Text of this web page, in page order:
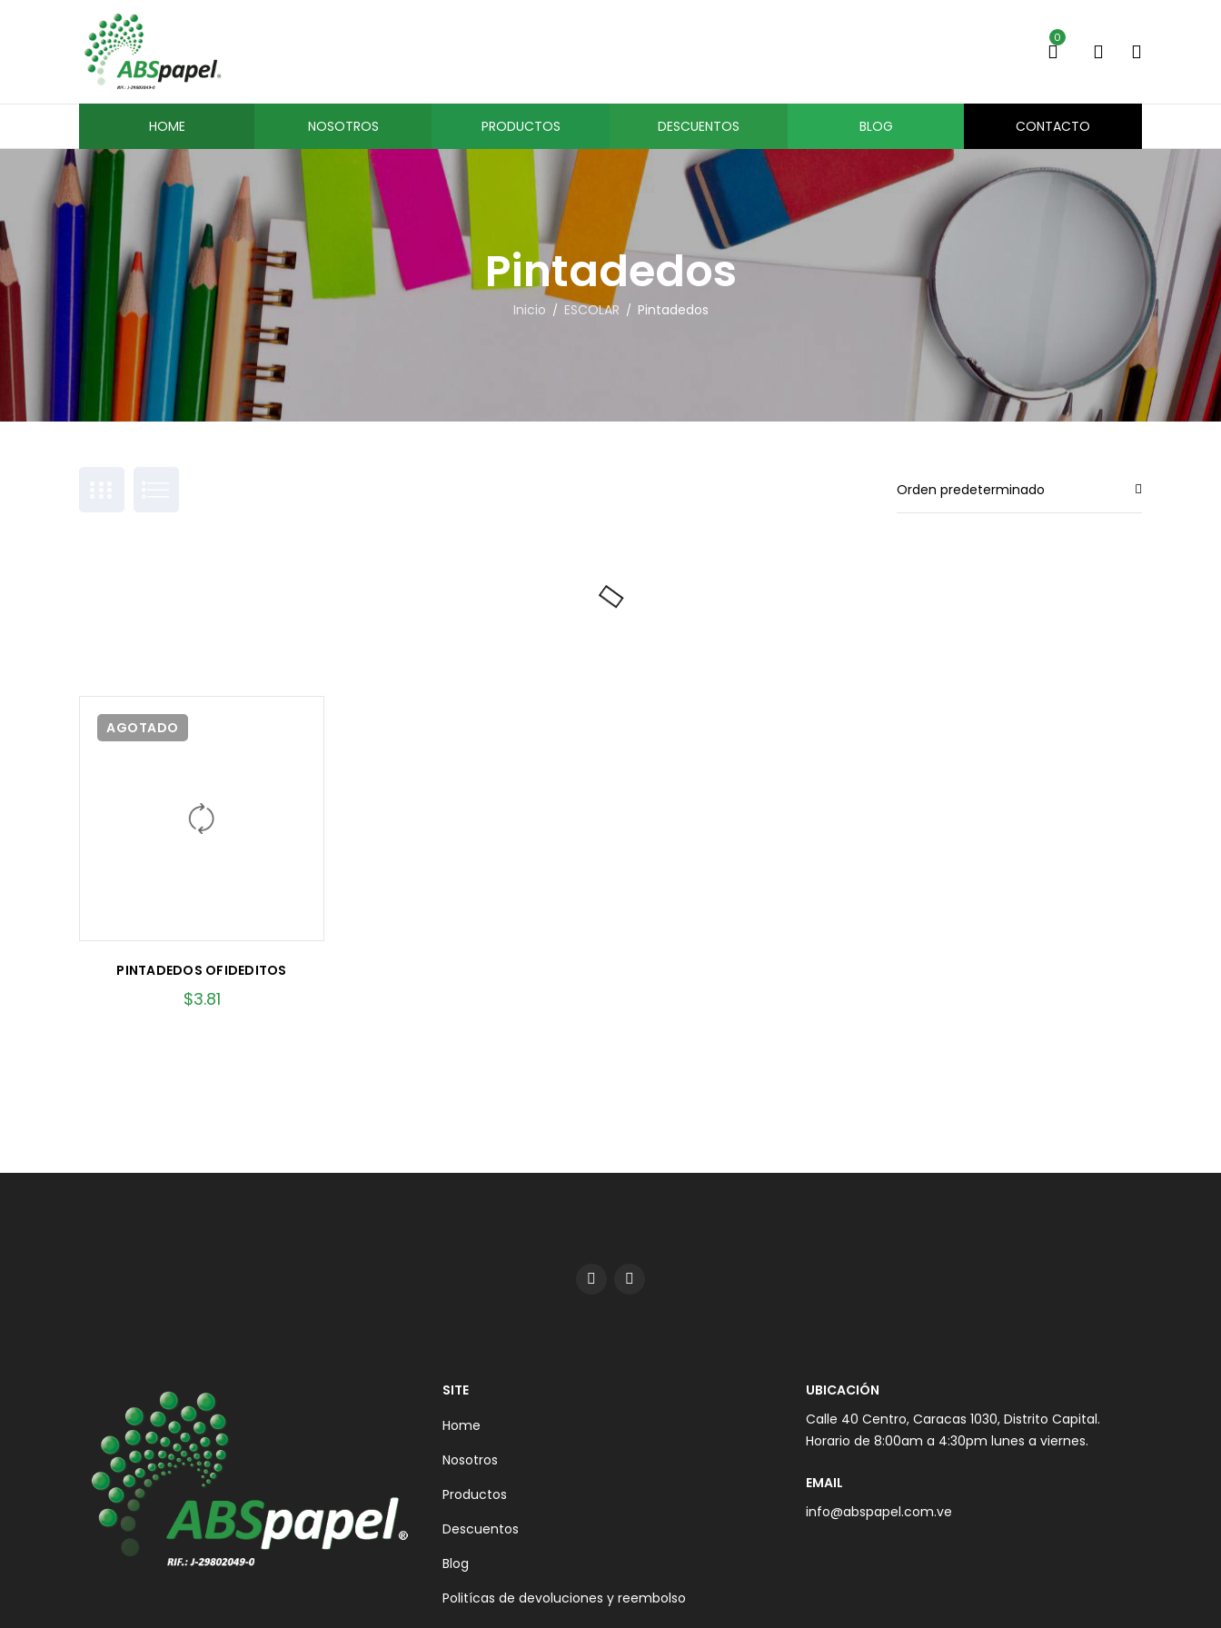
0
HOME NOSOTROS PRODUCTOS DESCUENTOS BLOG CONTACTO
Pintadedos
Inicio / ESCOLAR / Pintadedos
Orden predeterminado
AGOTADO
PINTADEDOS OFIDEDITOS
$3.81
SITE
Home
Nosotros
Productos
Descuentos
Blog
Politícas de devoluciones y reembolso
UBICACIÓN
Calle 40 Centro, Caracas 1030, Distrito Capital.
Horario de 8:00am a 4:30pm lunes a viernes.
EMAIL
info@abspapel.com.ve